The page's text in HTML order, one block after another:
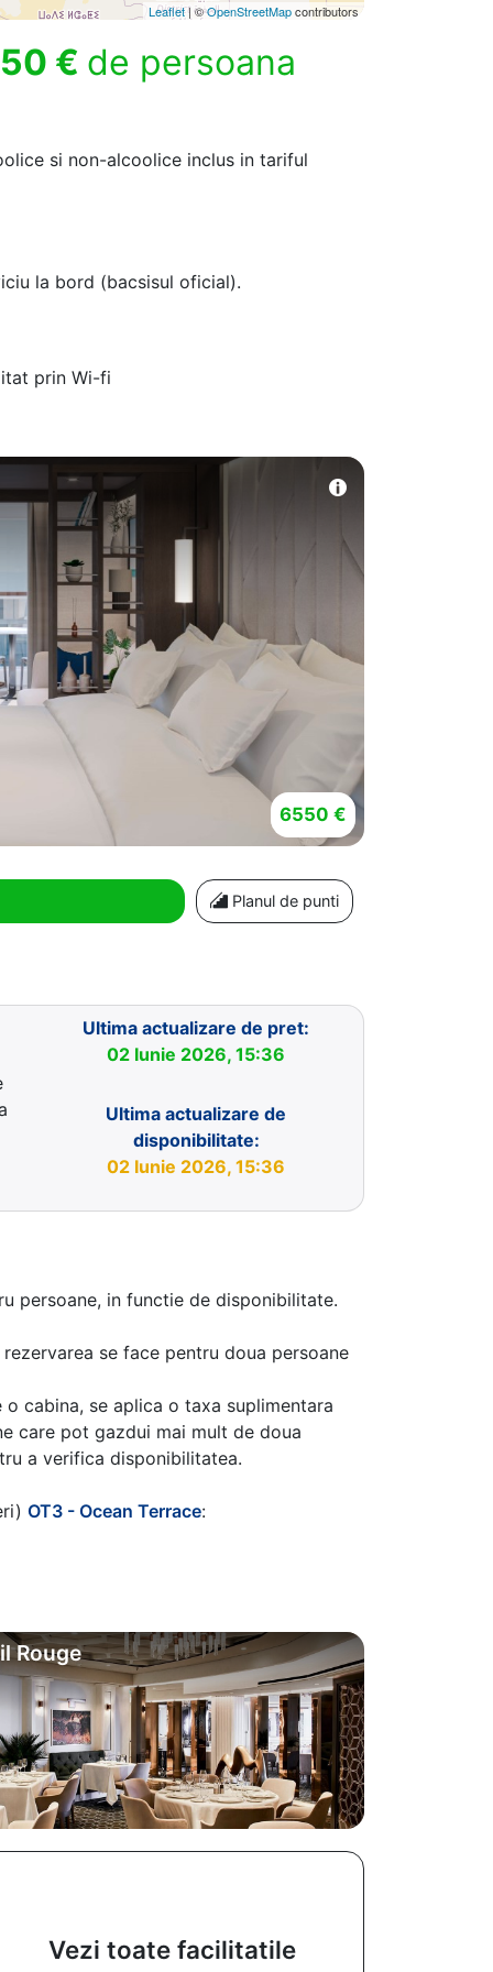
Leaflet| ©OpenStreetMapcontributors
€ de persoana
si non-alcoolice inclus in tariful
la bord (bacsisul oficial).
prin Wi-fi
6550 €
Planul de punti
Ultima actualizare de pret:
02 Iunie 2026, 15:36
Ultima actualizare de
disponibilitate:
02 Iunie 2026, 15:36
persoane, in functie de disponibilitate.
se face pentru doua persoane
cabina, se aplica o taxa suplimentara
care pot gazdui mai mult de doua
a verifica disponibilitatea.
OT3 - Ocean Terrace:
Rouge
Vezi toate facilitatile